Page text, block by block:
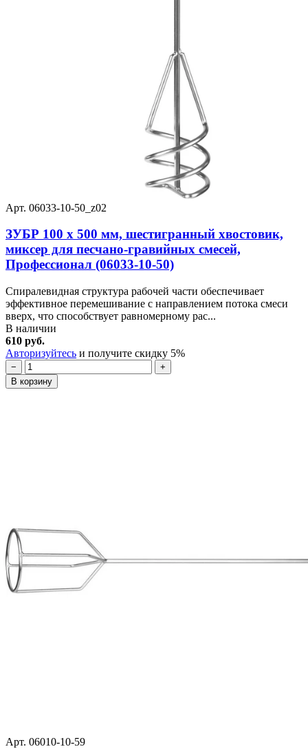
Арт. 06033-10-50_z02
ЗУБР 100 х 500 мм, шестигранный хвостовик,
миксер для песчано-гравийных смесей,
Профессионал (06033-10-50)
Спиралевидная структура рабочей части обеспечивает
эффективное перемешивание с направлением потока смеси
вверх, что способствует равномерному рас...
В наличии
610 руб.
Авторизуйтесь и получите скидку 5%
−
+
В корзину
Арт. 06010-10-59